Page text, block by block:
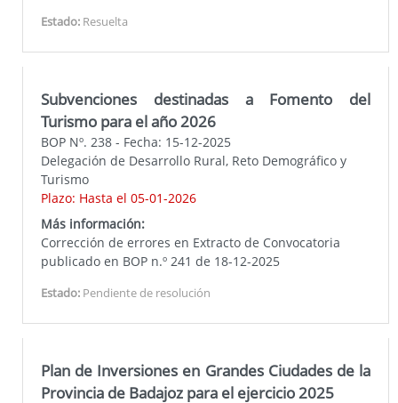
Estado: Resuelta
Subvenciones destinadas a Fomento del
Turismo para el año 2026
BOP Nº. 238 - Fecha: 15-12-2025
Delegación de Desarrollo Rural, Reto Demográfico y
Turismo
Plazo: Hasta el 05-01-2026
Más información:
Corrección de errores en Extracto de Convocatoria
publicado en BOP n.º 241 de 18-12-2025
Estado: Pendiente de resolución
Plan de Inversiones en Grandes Ciudades de la
Provincia de Badajoz para el ejercicio 2025